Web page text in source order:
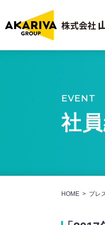
EVENT
社
HOME プレ